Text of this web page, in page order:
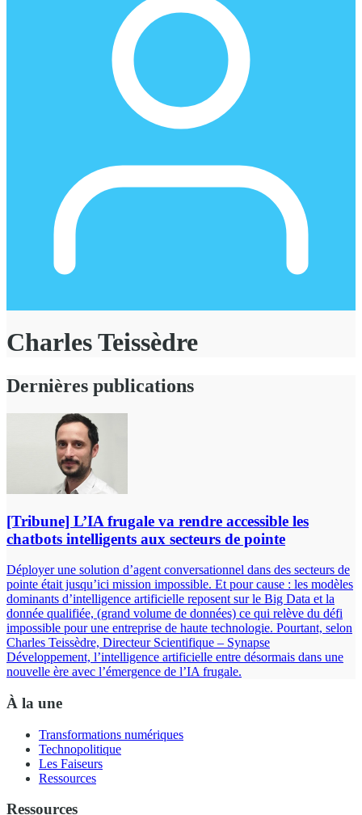
Charles Teissèdre
Dernières publications
[Tribune] L’IA frugale va rendre accessible les
chatbots intelligents aux secteurs de pointe
Déployer une solution d’agent conversationnel dans des secteurs de
pointe était jusqu’ici mission impossible. Et pour cause : les modèles
dominants d’intelligence artificielle reposent sur le Big Data et la
donnée qualifiée, (grand volume de données) ce qui relève du défi
impossible pour une entreprise de haute technologie. Pourtant, selon
Charles Teissèdre, Directeur Scientifique – Synapse
Développement, l’intelligence artificielle entre désormais dans une
nouvelle ère avec l’émergence de l’IA frugale.
À la une
Transformations numériques
Technopolitique
Les Faiseurs
Ressources
Ressources